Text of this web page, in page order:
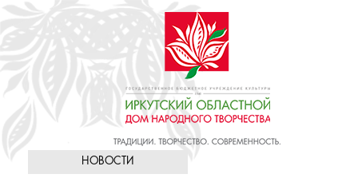
НОВОСТИ